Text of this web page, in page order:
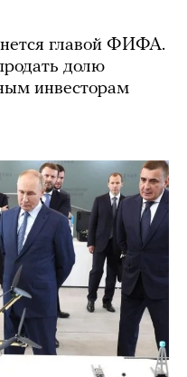
главой ФИФА.
долю
инвесторам